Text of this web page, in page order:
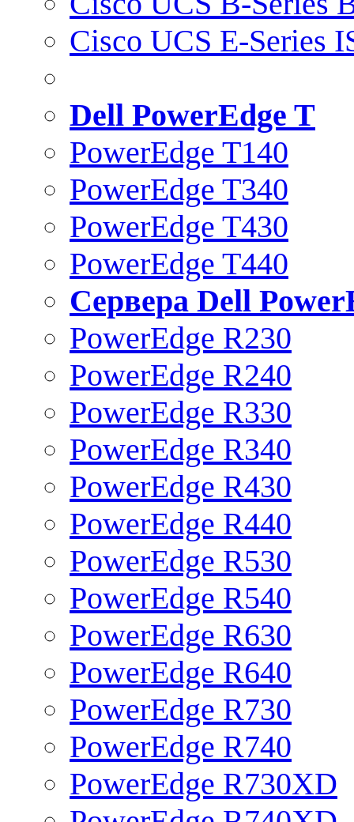
Cisco UCS E-Series
Dell PowerEdge T
PowerEdge T140
PowerEdge T340
PowerEdge T430
PowerEdge T440
Сервера Dell
PowerEdge R230
PowerEdge R240
PowerEdge R330
PowerEdge R340
PowerEdge R430
PowerEdge R440
PowerEdge R530
PowerEdge R540
PowerEdge R630
PowerEdge R640
PowerEdge R730
PowerEdge R740
PowerEdge R730XD